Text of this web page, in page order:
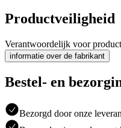
Productveiligheid
Verantwoordelijk voor
informatie over de fabrikant
Bestel- en
Bezorgd door onze